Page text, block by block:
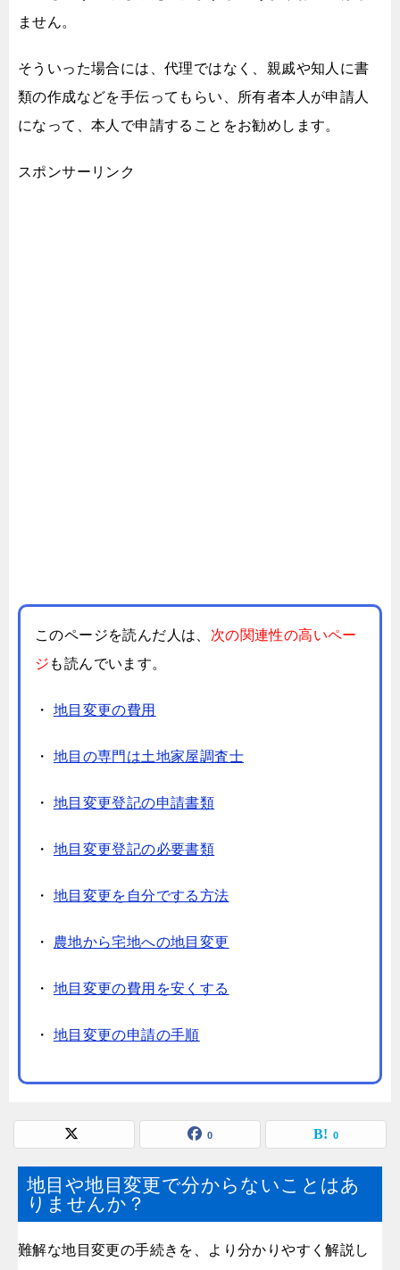
ません。
そういった場合には、代理ではなく、 親戚や知人に書
類の作成などを手伝ってもらい、
所有者本人が申請人
になって、本人で申請することをお勧めします。
スポンサーリンク
このページを読んだ人は、 次の関連性の高いペー
ジ も読んでいます。
・ 地目変更の費用
・ 地目の専門は土地家屋調査士
・ 地目変更登記の申請書類
・ 地目変更登記の必要書類
・ 地目変更を自分でする方法
・ 農地から宅地への地目変更
・ 地目変更の費用を安くする
・ 地目変更の申請の手順
0 0
地目や地目変更で分からないことはあ
りませんか？
難解な地目変更の手続きを、より分かりやすく解説し